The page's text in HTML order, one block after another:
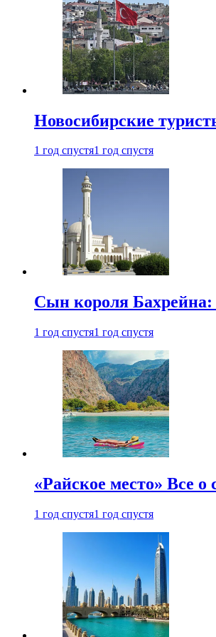
Новосибирские
1 год спустя1 год спустя
Сын короля
1 год спустя1 год спустя
«Райское место» Все
1 год спустя1 год спустя